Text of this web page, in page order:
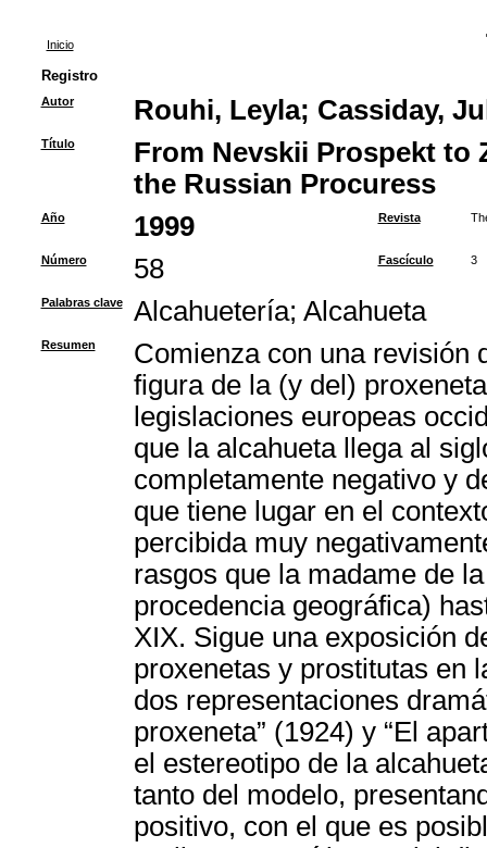
Inicio
Registro
Autor Rouhi, Leyla; Cassiday,
Título
From Nevskii Prospekt to
the Russian Procuress
Año 1999 Revista
Número 58 Fascículo 3
Palabras clave Alcahuetería; Alcahueta
Resumen
Comienza con una revisión
figura de la (y del)
legislaciones europeas
que la alcahueta llega al
completamente negativo y
que tiene lugar en el
percibida muy
rasgos que la madame de
procedencia geográfica)
XIX. Sigue una exposición
proxenetas y prostitutas en
dos representaciones
proxeneta” (1924) y “El
el estereotipo de la
tanto del modelo,
positivo, con el que es